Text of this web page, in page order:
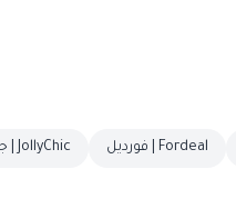
Fordeal | فورديل JollyChic | جولي شيك